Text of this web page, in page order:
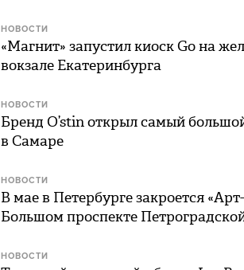
НОВОСТИ
«Магнит» запустил киоск Go на
вокзале Екатеринбурга
НОВОСТИ
Бренд O’stin открыл самый
в Самаре
НОВОСТИ
В мае в Петербурге закроется
Большом проспекте
НОВОСТИ